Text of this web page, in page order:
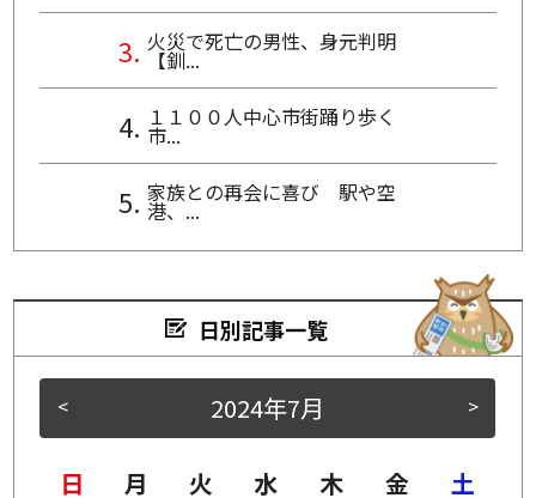
火災で死亡の男性、身元判明
【釧...
１１００人中心市街踊り歩く
市...
家族との再会に喜び 駅や空
港、...
日別記事一覧
< >
2024年7月
日 月 火 水 木 金
土